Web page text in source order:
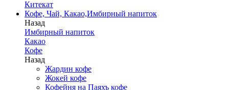
Китекат
Кофе, Чай, Какао,Имбирный напиток
Назад
Имбирный напиток
Какао
Кофе
Назад
Жардин кофе
Жокей кофе
Кофейня на Паяхъ кофе